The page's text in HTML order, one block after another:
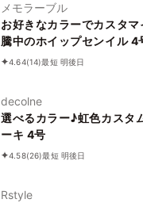
メモラーブル
お好きなカラーでカスタ
騰中のホイップセンイル 4
ケーキ》
4.64(14)最短 明後日
decolne
選べるカラー♪虹色カスタ
ーキ 4号
4.58(26)最短 明後日
Rstyle